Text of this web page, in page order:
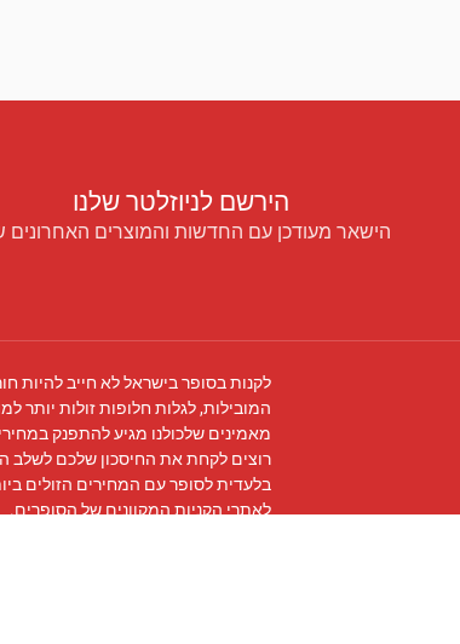
הירשם לניוזלטר שלנו
הישאר מעודכן עם החדשות והמוצרים האחרונים
לקנות בסופר בישראל לא חייב להיות
המובילות, לגלות חלופות זולות יותר
מאמינים שלכולנו מגיע להתפנק
רוצים לקחת את החיסכון שלכם לשלב
בלעדית לסופר עם המחירים הזולים
לאתרי הקניות המקוונים של הסופרים.